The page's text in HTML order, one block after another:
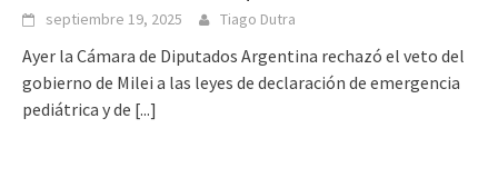
septiembre 19, 2025 Tiago Dutra
Ayer la Cámara de Diputados Argentina rechazó el veto del
gobierno de Milei a las leyes de declaración de emergencia
pediátrica y de [...]